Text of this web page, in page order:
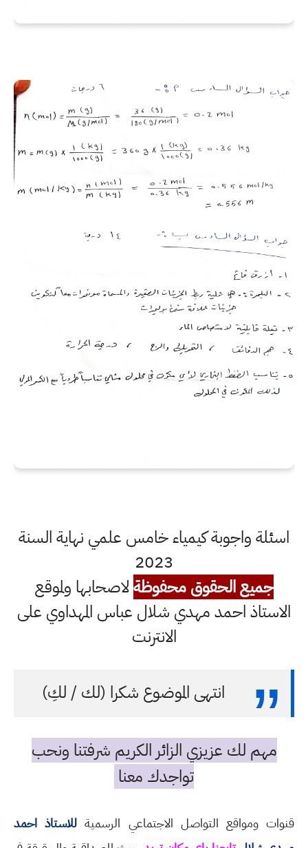
اسئلة واجوبة كيمياء خامس علمي نهاية السنة
2023
جميع الحقوق محفوظةلاصحابها ولموقع
الاستاذ احمد مهدي شلال عباس المهداوي على
الانترنت
انتهى الموضوع شكرا (لك / لكِ)
مهم لك عزيزي الزائر الكريم شرفتنا ونحب
تواجدك معنا
قنوات ومواقع التواصل الاجتماعي الرسمية للاستاذ احمد